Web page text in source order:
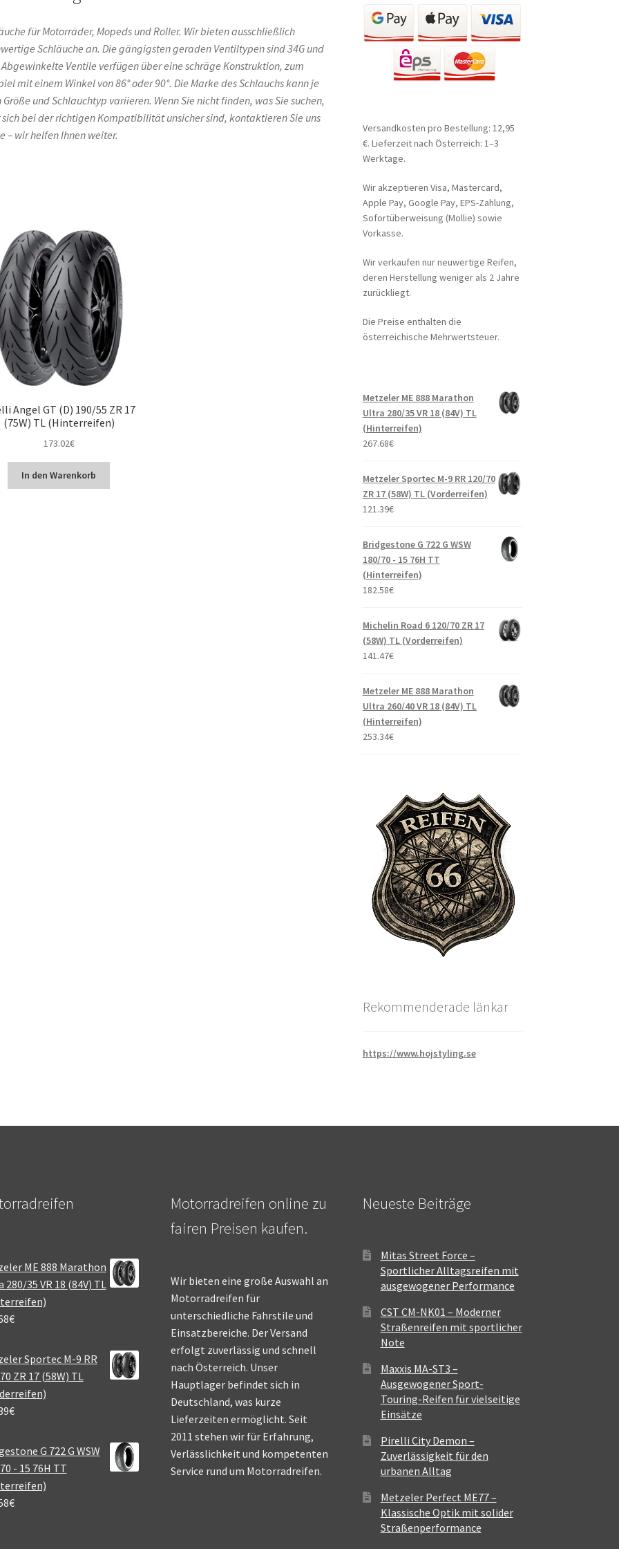
für Motorräder, Mopeds und Roller. Wir bieten ausschließlich
Schläuche an. Die gängigsten geraden Ventiltypen sind 34G und
Abgewinkelte Ventile verfügen über eine schräge Konstruktion, zum
mit einem Winkel von 86° oder 90°. Die Marke des Schlauchs kann je
Größe und Schlauchtyp variieren. Wenn Sie nicht finden, was Sie suchen,
bei der richtigen Kompatibilität unsicher sind, kontaktieren Sie uns
– wir helfen Ihnen weiter.
Angel GT (D) 190/55 ZR 17
(75W) TL (Hinterreifen)
173.02€
In den Warenkorb
Versandkosten pro Bestellung: 12,95
€. Lieferzeit nach Österreich: 1–3
Werktage.
Wir akzeptieren Visa, Mastercard,
Apple Pay, Google Pay, EPS-Zahlung,
Sofortüberweisung (Mollie) sowie
Vorkasse.
Wir verkaufen nur neuwertige Reifen,
deren Herstellung weniger als 2 Jahre
zurückliegt.
Die Preise enthalten die
österreichische Mehrwertsteuer.
Metzeler ME 888 Marathon
Ultra 280/35 VR 18 (84V) TL
(Hinterreifen)
267.68€
Metzeler Sportec M-9 RR 120/70
ZR 17 (58W) TL (Vorderreifen)
121.39€
Bridgestone G 722 G WSW
180/70 - 15 76H TT
(Hinterreifen)
182.58€
Michelin Road 6 120/70 ZR 17
(58W) TL (Vorderreifen)
141.47€
Metzeler ME 888 Marathon
Ultra 260/40 VR 18 (84V) TL
(Hinterreifen)
253.34€
Rekommenderade länkar
https://www.hojstyling.se
ME 888 Marathon
280/35 VR 18 (84V) TL
€
Sportec M-9 RR
ZR 17 (58W) TL
€
G 722 G WSW
- 15 76H TT
€
Motorradreifen online zu
fairen Preisen kaufen.
Wir bieten eine große Auswahl an
Motorradreifen für
unterschiedliche Fahrstile und
Einsatzbereiche. Der Versand
erfolgt zuverlässig und schnell
nach Österreich. Unser
Hauptlager befindet sich in
Deutschland, was kurze
Lieferzeiten ermöglicht. Seit
2011 stehen wir für Erfahrung,
Verlässlichkeit und kompetenten
Service rund um Motorradreifen.
Neueste Beiträge
Mitas Street Force –
Sportlicher Alltagsreifen mit
ausgewogener Performance
CST CM-NK01 – Moderner
Straßenreifen mit sportlicher
Note
Maxxis MA-ST3 –
Ausgewogener Sport-
Touring-Reifen für vielseitige
Einsätze
Pirelli City Demon –
Zuverlässigkeit für den
urbanen Alltag
Metzeler Perfect ME77 –
Klassische Optik mit solider
Straßenperformance